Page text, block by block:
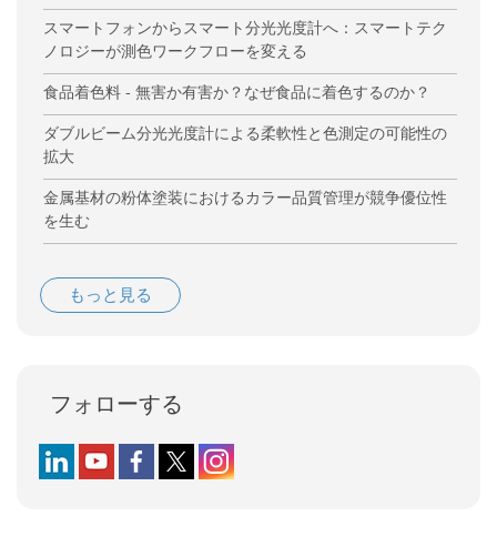
スマートフォンからスマート分光光度計へ：スマートテク
ノロジーが測色ワークフローを変える
食品着色料 - 無害か有害か？なぜ食品に着色するのか？
ダブルビーム分光光度計による柔軟性と色測定の可能性の
拡大
金属基材の粉体塗装におけるカラー品質管理が競争優位性
を生む
もっと見る
フォローする
Follow us on LinkedIn
Follow us on YouTube
Follow us on Facebook
Follow us on X (formerly Twitter)
Follow us on Instagram